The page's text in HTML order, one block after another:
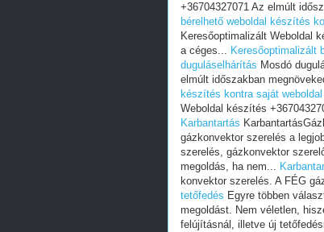
+36704327071 Az elmúlt
bérelhető weboldal készítés
Keresőoptimalizált Weboldal
a céges... Keresőoptimalizált
duguláselhárítás Mosdó
elmúlt időszakban
készítés kontra saját
Weboldal készítés
Karbantartás
gázkonvektor szerelés a
szerelés, gázkonvektor
megoldás, ha nem...
konvektor szerelés. A FÉG
tetőfedés Egyre többen
megoldást. Nem véletlen,
felújításnál, illetve új